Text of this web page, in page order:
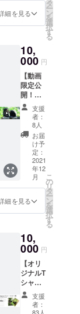
ジです
・感謝
書きの
メッ
セージ
カード
を同封
いたし
ます
細を見る
タ
ー
ン
を
選
択
す
る
10,
000 円
【動画
限定公
開！】
・
BSBCC
のマ
レーグ
マの様
子や、
BSBCC
の日常
を撮影
した動
画をご
支援者
公開！
※30分か
ら1時間
程度の
内容を
予定し
ており
ます
支援
者：
8人
お届
け予
定：
2021
年12
月
細を見る
こ
の
リ
タ
ー
ン
を
選
択
す
る
10,
000 円
【オリ
ジナルT
シャツ
＋ ポス
ター2
種】 ・
支援
者：